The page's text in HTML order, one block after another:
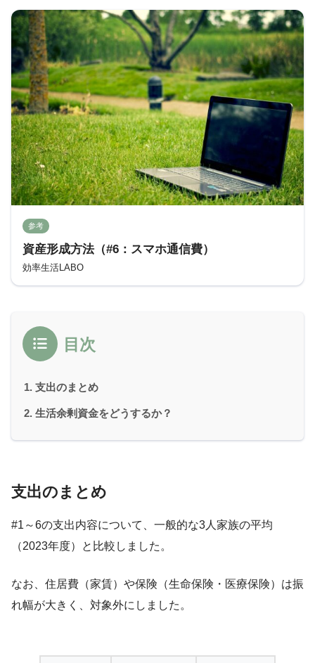
参考
資産形成方法（#6：スマホ通信費）
効率生活LABO
目次
支出のまとめ
生活余剰資金をどうするか？
支出のまとめ
#1～6の支出内容について、一般的な3人家族の平均
（2023年度）と比較しました。
なお、住居費（家賃）や保険（生命保険・医療保険）は振
れ幅が大きく、対象外にしました。